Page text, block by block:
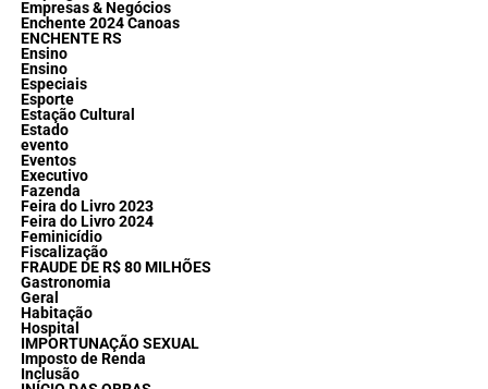
Empresas & Negócios
Enchente 2024 Canoas
ENCHENTE RS
Ensino
Ensino
Especiais
Esporte
Estação Cultural
Estado
evento
Eventos
Executivo
Fazenda
Feira do Livro 2023
Feira do Livro 2024
Feminicídio
Fiscalização
FRAUDE DE R$ 80 MILHÕES
Gastronomia
Geral
Habitação
Hospital
IMPORTUNAÇÃO SEXUAL
Imposto de Renda
Inclusão